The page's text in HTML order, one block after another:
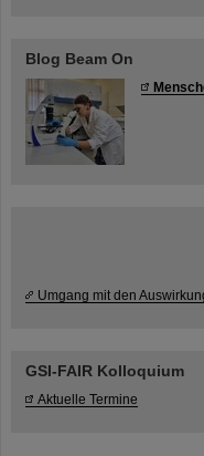
Blog Beam On
Umgang mit den
GSI-FAIR Kolloquium
Aktuelle Termine